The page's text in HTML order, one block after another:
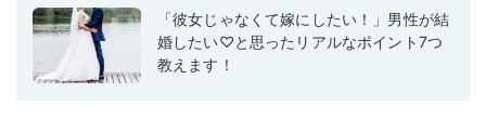
「彼女じゃなくて嫁にしたい！」男性が結
婚したい♡と思ったリアルなポイント7つ
教えます！